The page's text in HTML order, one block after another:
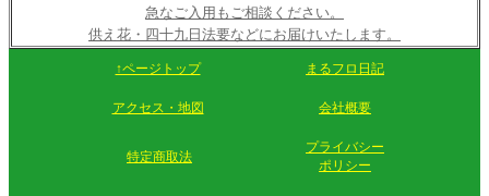
急なご入用もご相談ください。
供え花・四十九日法要などにお届けいたします。
↑ページトップ まるフロ日記
アクセス・地図 会社概要
特定商取法
プライバシー
ポリシー